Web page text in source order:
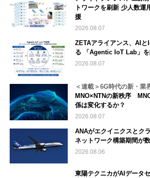
トワークを刷新 少人数運
援
2026.08.07
ZETAアライアンス、AI
る 「Agentic IoT Lab」
2026.08.07
＜連載＞6G時代の新・業
MNO×NTNの新秩序
係は変化するか？
2026.08.07
ANAがエクイニクスとク
ネットワーク構築期間が
2026.08.06
東陽テクニカがAIデータ